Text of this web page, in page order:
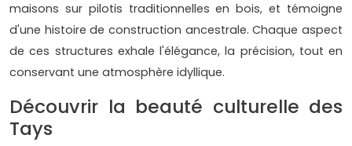
maisons sur pilotis traditionnelles en bois, et témoigne
d'une histoire de construction ancestrale. Chaque aspect
de ces structures exhale l'élégance, la précision, tout en
conservant une atmosphère idyllique.
Découvrir la beauté culturelle des
Tays